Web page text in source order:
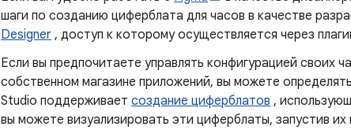
шаги по созданию циферблата для часов в качестве
Designer , доступ к которому осуществляется через
Если вы предпочитаете управлять конфигурацией своих
собственном магазине приложений, вы можете
Studio поддерживает создание циферблатов ,
вы можете визуализировать эти циферблаты, запустив их